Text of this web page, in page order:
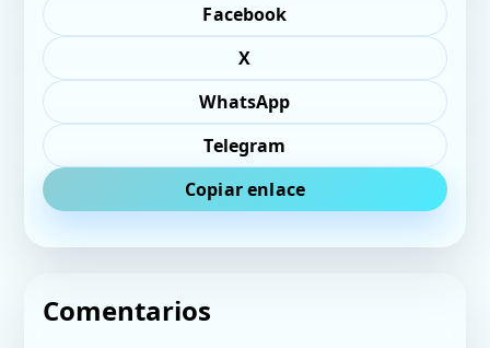
Facebook
X
WhatsApp
Telegram
Copiar enlace
Comentarios